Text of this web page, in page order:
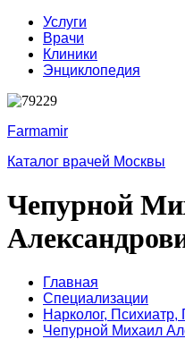
Услуги
Врачи
Клиники
Энциклопедия
Farmamir
Каталог врачей Москвы
Чепурной
Главная
Специализации
Нарколог, Психиатр,
Чепурной Михаил